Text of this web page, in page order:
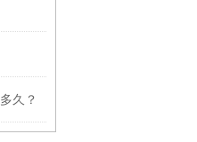
久？